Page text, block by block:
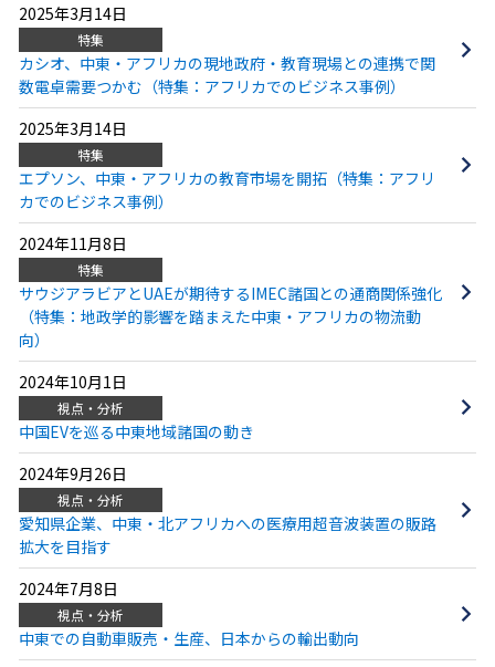
2025年3月14日
特集
カシオ、中東・アフリカの現地政府・教育現場との連携で関
数電卓需要つかむ（特集：アフリカでのビジネス事例）
2025年3月14日
特集
エプソン、中東・アフリカの教育市場を開拓（特集：アフリ
カでのビジネス事例）
2024年11月8日
特集
サウジアラビアとUAEが期待するIMEC諸国との通商関係強化
（特集：地政学的影響を踏まえた中東・アフリカの物流動
向）
2024年10月1日
視点・分析
中国EVを巡る中東地域諸国の動き
2024年9月26日
視点・分析
愛知県企業、中東・北アフリカへの医療用超音波装置の販路
拡大を目指す
2024年7月8日
視点・分析
中東での自動車販売・生産、日本からの輸出動向